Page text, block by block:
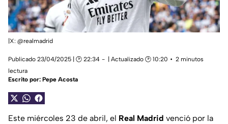
|X: @realmadrid
Publicado 23/04/2025 | 🕑 22:34 | Actualizado 🕑 10:20
2 minutos
lectura
Escrito por: Pepe Acosta
Este miércoles 23 de abril, el Real Madrid venció por la